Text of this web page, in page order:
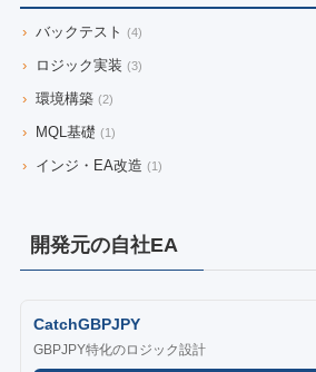
› バックテスト (4)
› ロジック実装 (3)
› 環境構築 (2)
› MQL基礎 (1)
› インジ・EA改造 (1)
開発元の自社EA
CatchGBPJPY
GBPJPY特化のロジック設計